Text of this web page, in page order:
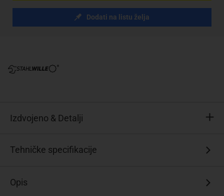
Dodati na listu želja
Izdvojeno & Detalji
preklopni
šesterokutom
Tehničke specifikacije
Opis